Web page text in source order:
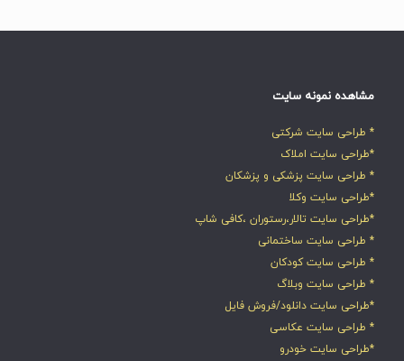
مشاهده نمونه سایت
* طراحی سایت شرکتی
*طراحی سایت املاک
* طراحی سایت پزشکی و پزشکان
*طراحی سایت وکلا
*طراحی سایت تالار،رستوران ،کافی شاپ
* طراحی سایت ساختمانی
* طراحی سایت کودکان
* طراحی سایت وبلاگ
*طراحی سایت دانلود/فروش فایل
* طراحی سایت عکاسی
*طراحی سایت خودرو